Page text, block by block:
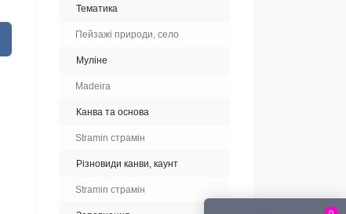
Тематика
Пейзажі природи, село
Муліне
Madeira
Канва та основа
Stramin страмін
Різновиди канви, каунт
Stramin страмін